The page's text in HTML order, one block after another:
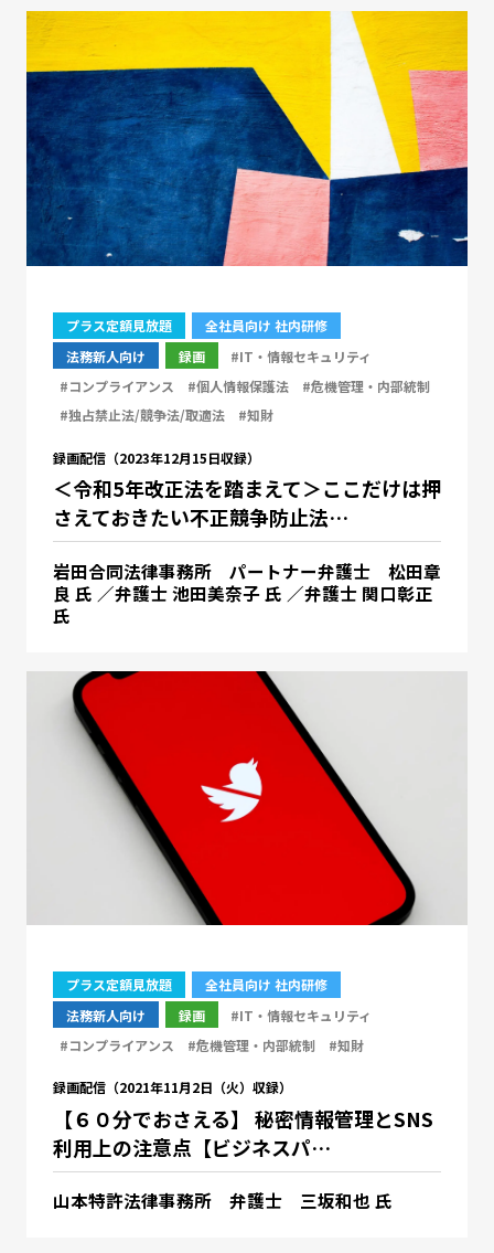
プラス定額見放題
全社員向け 社内研修
法務新人向け
録画
#IT・情報セキュリティ
#コンプライアンス
#個人情報保護法
#危機管理・内部統制
#独占禁止法/競争法/取適法
#知財
録画配信（2023年12月15日収録）
＜令和5年改正法を踏まえて＞ここだけは押
さえておきたい不正競争防止法…
岩田合同法律事務所 パートナー弁護士 松田章
良 氏 ／弁護士 池田美奈子 氏 ／弁護士 関口彰正
氏
プラス定額見放題
全社員向け 社内研修
法務新人向け
録画
#IT・情報セキュリティ
#コンプライアンス
#危機管理・内部統制 #知財
録画配信（2021年11月2日（火）収録）
【６０分でおさえる】 秘密情報管理とSNS
利用上の注意点【ビジネスパ…
山本特許法律事務所 弁護士 三坂和也 氏